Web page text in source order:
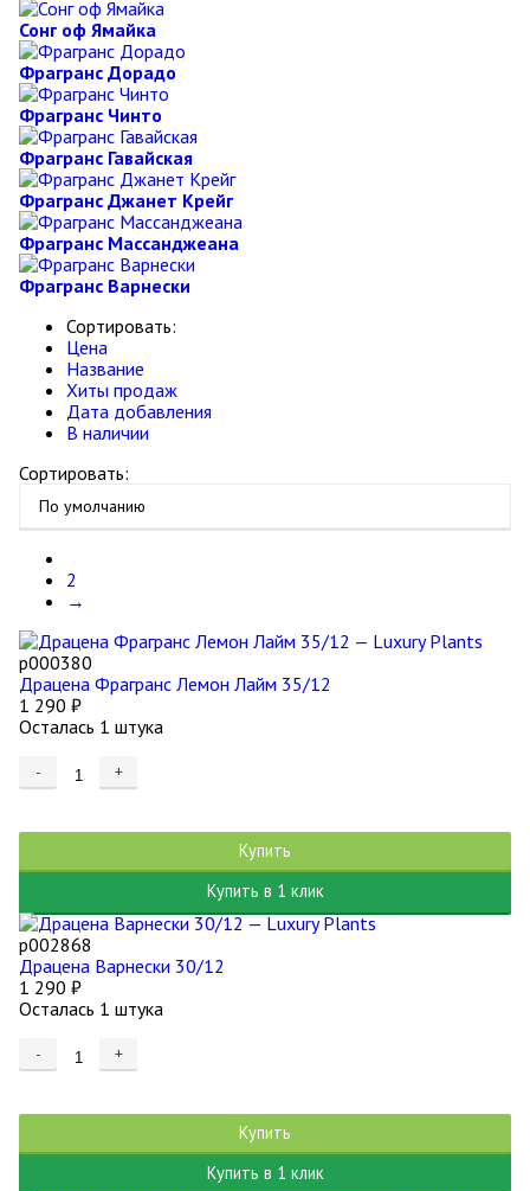
Сонг оф Ямайка
Фрагранс Дорадо
Фрагранс Чинто
Фрагранс Гавайская
Фрагранс Джанет Крейг
Фрагранс Массанджеана
Фрагранс Варнески
Сортировать:
Цена
Название
Хиты продаж
Дата добавления
В наличии
Сортировать:
2
→
р000380
Драцена Фрагранс Лемон Лайм 35/12
1 290 ₽
Осталась 1 штука
- +
Купить
Купить в 1 клик
р002868
Драцена Варнески 30/12
1 290 ₽
Осталась 1 штука
- +
Купить
Купить в 1 клик